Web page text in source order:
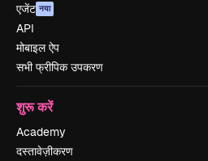
एजेंट नया
API
मोबाइल ऐप
सभी फ्रीपिक उपकरण
शुरू करें
Academy
दस्तावेज़ीकरण